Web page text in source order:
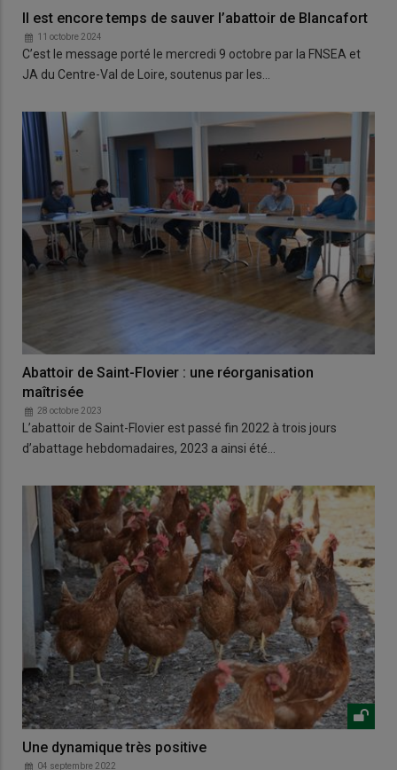
Il est encore temps de sauver l’abattoir de Blancafort
11 octobre 2024
C’est le message porté le mercredi 9 octobre par la FNSEA et
JA du Centre-Val de Loire, soutenus par les…
Abattoir de Saint-Flovier : une réorganisation
maîtrisée
28 octobre 2023
L’abattoir de Saint-Flovier est passé fin 2022 à trois jours
d’abattage hebdomadaires, 2023 a ainsi été…
Une dynamique très positive
04 septembre 2022